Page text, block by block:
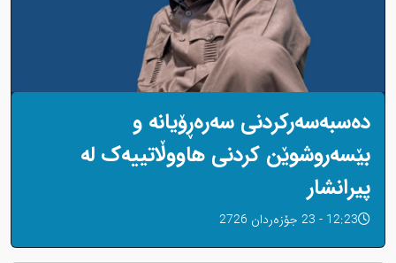
دەسبەسەرکردنی سەرەڕۆیانە و
بێسەروشوێن کردنی هاووڵاتییەک لە
پیرانشار
12:23 - 23 جۆزەردان 2726